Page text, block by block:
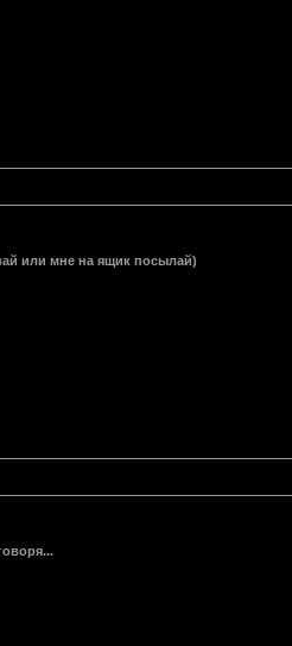
или мне на ящик посылай)